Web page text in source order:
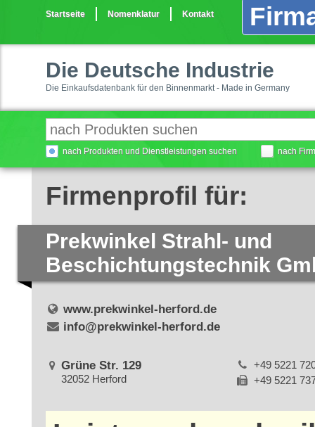
Startseite Nomenklatur Kontakt
Die Deutsche Industrie
Die Einkaufsdatenbank für den Binnenmarkt - Made in Germany
nach Produkten und Dienstleistungen suchen nach
Firmenprofil für:
Prekwinkel Strahl- und
Beschichtungstechnik
www.prekwinkel-herford.de
info@prekwinkel-herford.de
Grüne Str. 129
32052 Herford
+49 5221
+49 5221